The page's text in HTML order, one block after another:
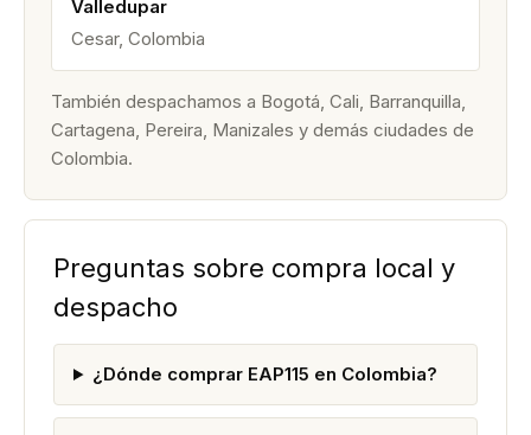
Valledupar
Cesar, Colombia
También despachamos a Bogotá, Cali, Barranquilla,
Cartagena, Pereira, Manizales y demás ciudades de
Colombia.
Preguntas sobre compra local y
despacho
¿Dónde comprar EAP115 en Colombia?